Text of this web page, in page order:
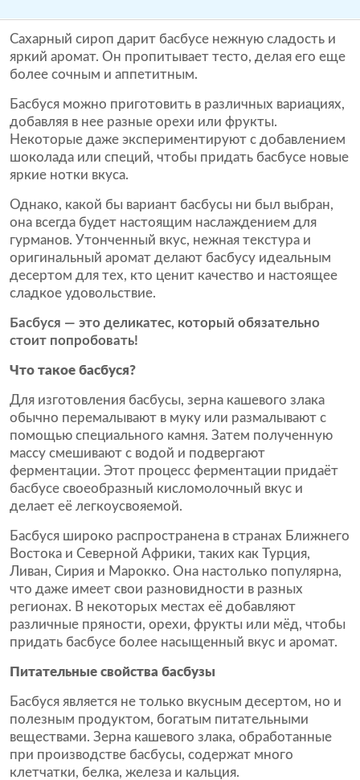
Сахарный сироп дарит басбусе нежную сладость и
яркий аромат. Он пропитывает тесто, делая его еще
более сочным и аппетитным.
Басбуся можно приготовить в различных вариациях,
добавляя в нее разные орехи или фрукты.
Некоторые даже экспериментируют с добавлением
шоколада или специй, чтобы придать басбусе новые
яркие нотки вкуса.
Однако, какой бы вариант басбусы ни был выбран,
она всегда будет настоящим наслаждением для
гурманов. Утонченный вкус, нежная текстура и
оригинальный аромат делают басбусу идеальным
десертом для тех, кто ценит качество и настоящее
сладкое удовольствие.
Басбуся — это деликатес, который обязательно
стоит попробовать!
Что такое басбуся?
Для изготовления басбусы, зерна кашевого злака
обычно перемалывают в муку или размалывают с
помощью специального камня. Затем полученную
массу смешивают с водой и подвергают
ферментации. Этот процесс ферментации придаёт
басбусе своеобразный кисломолочный вкус и
делает её легкоусвояемой.
Басбуся широко распространена в странах Ближнего
Востока и Северной Африки, таких как Турция,
Ливан, Сирия и Марокко. Она настолько популярна,
что даже имеет свои разновидности в разных
регионах. В некоторых местах её добавляют
различные пряности, орехи, фрукты или мёд, чтобы
придать басбусе более насыщенный вкус и аромат.
Питательные свойства басбузы
Басбуся является не только вкусным десертом, но и
полезным продуктом, богатым питательными
веществами. Зерна кашевого злака, обработанные
при производстве басбусы, содержат много
клетчатки, белка, железа и кальция.